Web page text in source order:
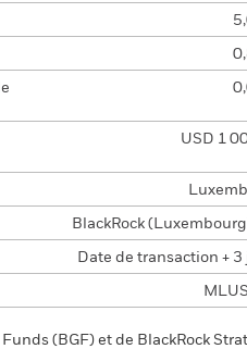
USD 1
BlackRock
Date de transaction + 3
(BGF) et de BlackRock